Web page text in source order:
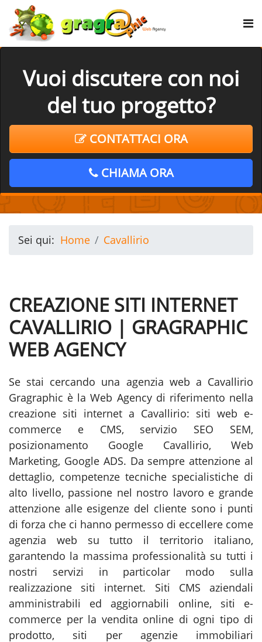
Vuoi discutere con noi
del tuo progetto?
CONTATTACI ORA
CHIAMA ORA
Sei qui: Home Cavallirio
CREAZIONE SITI INTERNET
CAVALLIRIO | GRAGRAPHIC
WEB AGENCY
Se stai cercando una agenzia web a Cavallirio
Gragraphic è la Web Agency di riferimento nella
creazione siti internet a Cavallirio: siti web e-
commerce e CMS, servizio SEO SEM,
posizionamento Google Cavallirio, Web
Marketing, Google ADS. Da sempre attenzione al
dettaglio, competenze tecniche specialistiche di
alto livello, passione nel nostro lavoro e grande
attenzione alle esigenze del cliente sono i punti
di forza che ci hanno permesso di eccellere come
agenzia web su tutto il territorio italiano,
garantendo la massima professionalità su tutti i
nostri servizi in particolar modo sulla
realizzazione siti internet. Siti CMS aziendali
amministrabili ed aggiornabili online, siti e-
commerce per la vendita online di ogni tipo di
prodotto, siti per agenzie immobiliari